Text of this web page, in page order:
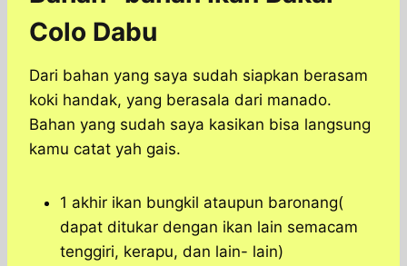
Colo Dabu
Dari bahan yang saya sudah siapkan berasam
koki handak, yang berasala dari manado.
Bahan yang sudah saya kasikan bisa langsung
kamu catat yah gais.
1 akhir ikan bungkil ataupun baronang(
dapat ditukar dengan ikan lain semacam
tenggiri, kerapu, dan lain- lain)